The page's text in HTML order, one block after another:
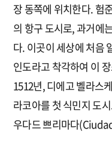
장 동쪽에 위치한다. 험
의 항구 도시로, 과거에
다. 이곳이 세상에 처음
인도라고 착각하여 이
1512년, 디에고 벨라스
라코아를 첫 식민지 도
우다드 쁘리마다